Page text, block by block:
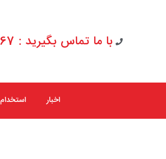
با ما تماس بگیرید : 09154065267
اخبار استخدام